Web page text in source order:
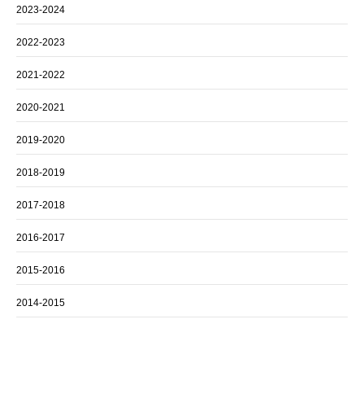
2023-2024
2022-2023
2021-2022
2020-2021
2019-2020
2018-2019
2017-2018
2016-2017
2015-2016
2014-2015